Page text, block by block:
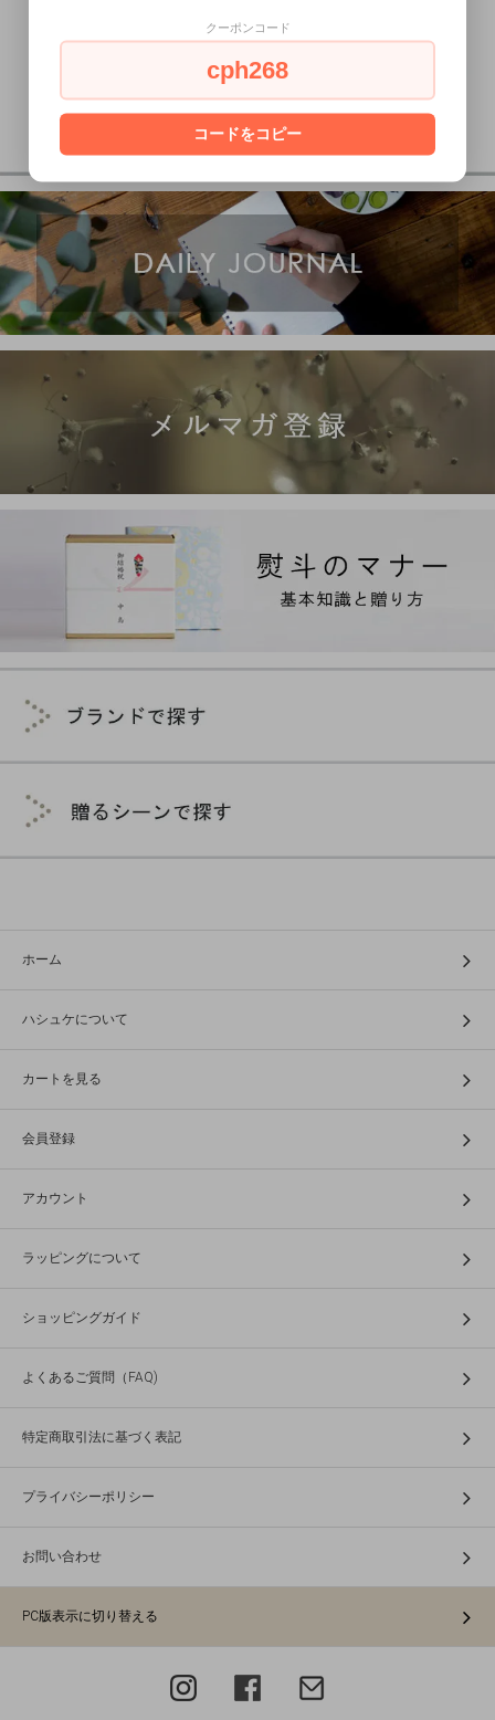
ホーム
ハシュケについて
カートを見る
会員登録
アカウント
ラッピングについて
ショッピングガイド
よくあるご質問（FAQ)
特定商取引法に基づく表記
プライバシーポリシー
お問い合わせ
PC版表示に切り替える
クーポンコード
cph268
コードをコピー